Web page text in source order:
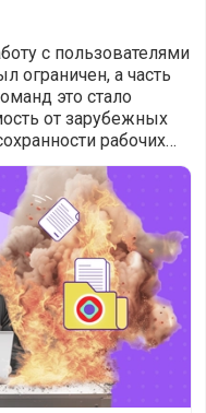
с пользователями
ограничен, а часть
это стало
от зарубежных
рабочих
рабочих способа от